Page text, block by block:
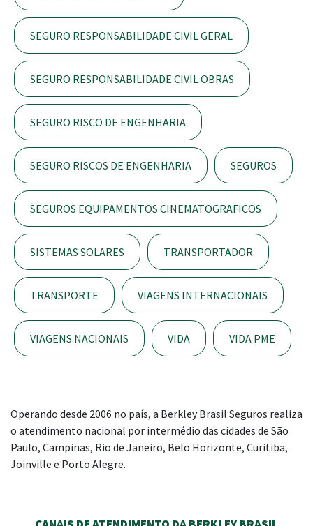
SEGURO RESPONSABILIDADE CIVIL GERAL
SEGURO RESPONSABILIDADE CIVIL OBRAS
SEGURO RISCO DE ENGENHARIA
SEGURO RISCOS DE ENGENHARIA SEGUROS
SEGUROS EQUIPAMENTOS CINEMATOGRAFICOS
SISTEMAS SOLARES TRANSPORTADOR
TRANSPORTE VIAGENS INTERNACIONAIS
VIAGENS NACIONAIS VIDA VIDA PME
Operando desde 2006 no país, a Berkley Brasil Seguros realiza
o atendimento nacional por intermédio das cidades de São
Paulo, Campinas, Rio de Janeiro, Belo Horizonte, Curitiba,
Joinville e Porto Alegre.